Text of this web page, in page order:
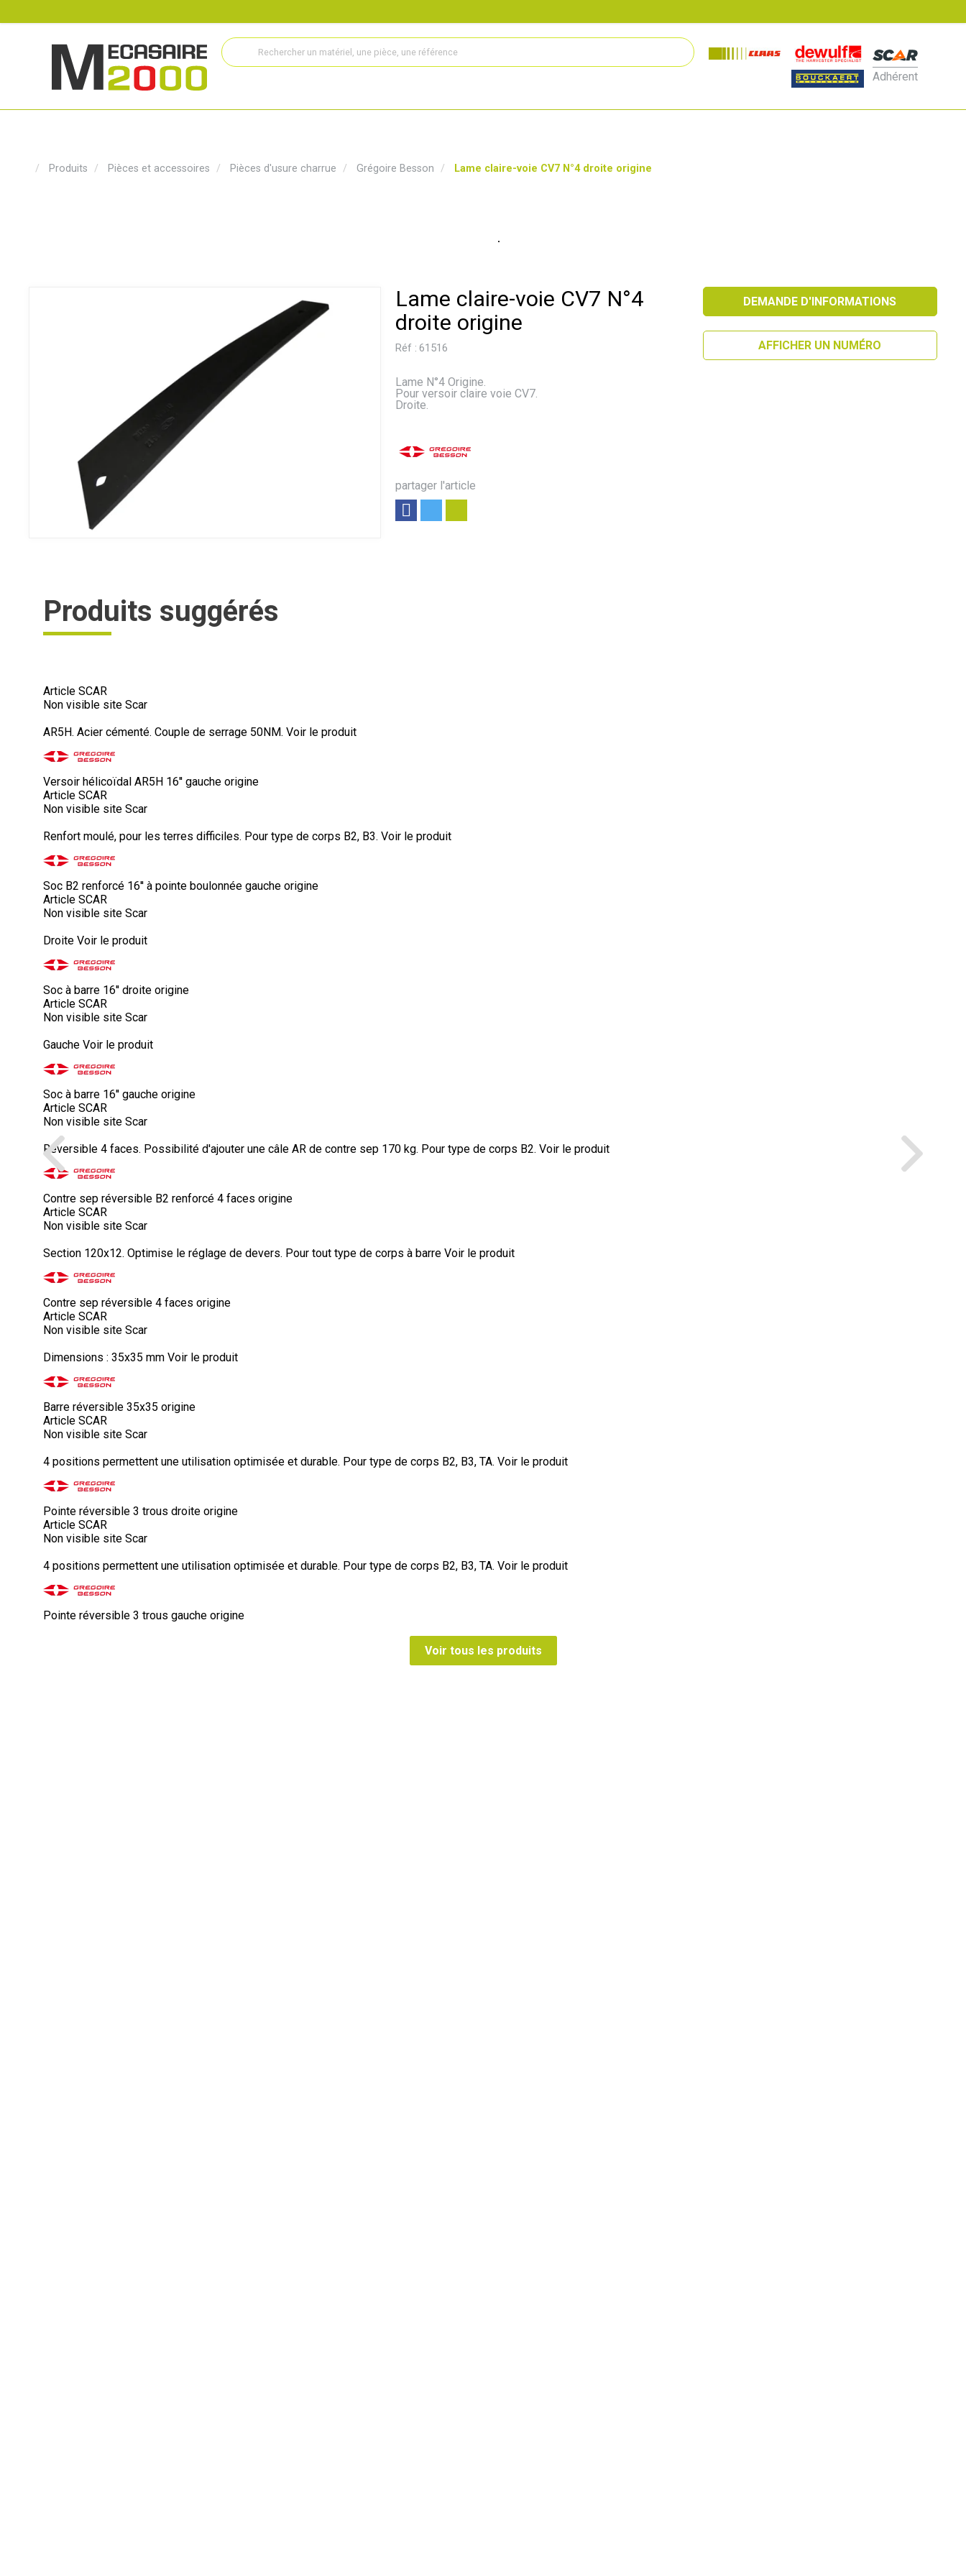
Adhérent
Produits Pièces et accessoires Pièces d'usure charrue Grégoire Besson Lame claire-voie CV7 N°4 droite origine
Lame claire-voie CV7 N°4
droite origine
Réf : 61516
partager l'article
Lame N°4 Origine.
Pour versoir claire voie CV7.
Droite.
DEMANDE D'INFORMATIONS
AFFICHER UN NUMÉRO
Produits suggérés
Article SCAR
Non visible site Scar
AR5H. Acier cémenté. Couple de serrage 50NM. Voir le produit
Versoir hélicoïdal AR5H 16'' gauche origine
Article SCAR
Non visible site Scar
Renfort moulé, pour les terres difficiles. Pour type de corps B2, B3. Voir le produit
Soc B2 renforcé 16'' à pointe boulonnée gauche origine
Article SCAR
Non visible site Scar
Droite Voir le produit
Soc à barre 16'' droite origine
Article SCAR
Non visible site Scar
Gauche Voir le produit
Soc à barre 16'' gauche origine
Article SCAR
Non visible site Scar
Reversible 4 faces. Possibilité d'ajouter une câle AR de contre sep 170 kg. Pour type de corps B2. Voir le produit
Contre sep réversible B2 renforcé 4 faces origine
Article SCAR
Non visible site Scar
Section 120x12. Optimise le réglage de devers. Pour tout type de corps à barre Voir le produit
Contre sep réversible 4 faces origine
Article SCAR
Non visible site Scar
Dimensions : 35x35 mm Voir le produit
Barre réversible 35x35 origine
Article SCAR
Non visible site Scar
4 positions permettent une utilisation optimisée et durable. Pour type de corps B2, B3, TA. Voir le produit
Pointe réversible 3 trous droite origine
Article SCAR
Non visible site Scar
4 positions permettent une utilisation optimisée et durable. Pour type de corps B2, B3, TA. Voir le produit
Pointe réversible 3 trous gauche origine
Voir tous les produits